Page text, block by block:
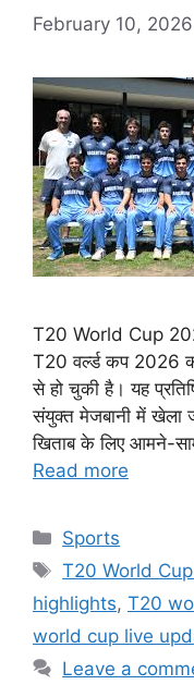
February 10, 2026
T20 World Cup
T20 वर्ल्ड कप 2026
से हो चुकी है। यह
संयुक्त मेजबानी में खेला
खिताब के लिए आमने-
Read more
Categories
Sports
Tags
T20 World
highlights, T20
world cup live
Leave a